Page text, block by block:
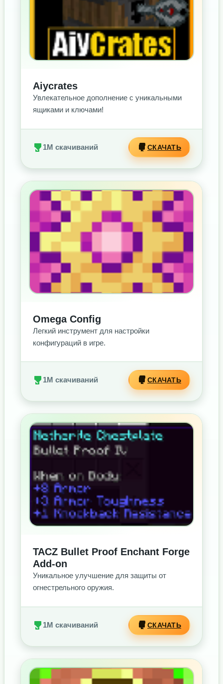
Aiycrates
Увлекательное дополнение с уникальными
ящиками и ключами!
1M скачиваний СКАЧАТЬ
БЕЗ РЕКЛАМЫ
Omega Config
Легкий инструмент для настройки
конфигураций в игре.
1M скачиваний СКАЧАТЬ
БЕЗ РЕКЛАМЫ
TACZ Bullet Proof Enchant Forge
Add-on
Уникальное улучшение для защиты от
огнестрельного оружия.
1M скачиваний СКАЧАТЬ
БЕЗ РЕКЛАМЫ